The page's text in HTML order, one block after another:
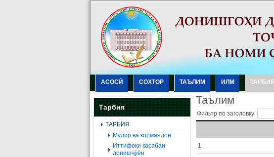
АСОСӢ СОХТОР ТАЪЛИМ ИЛМ ТАРБИЯ
Тарбия
ТАРБИЯ
Мудир ва кормандон
Иттифоқи касабаи
донишҷӯён
Таълим
Фильтр по заголовку
1